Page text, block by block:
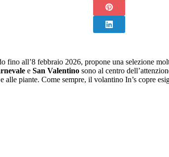
fino all’8 febbraio 2026, propone una selezione
e San Valentino sono al centro
alle piante. Come sempre, il volantino In’s copre